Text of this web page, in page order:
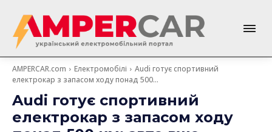
AMPERCAR.com Електромобілі
Audi готує спортивний
електрокар з запасом ходу понад 500...
Audi готує спортивний
електрокар з запасом ходу